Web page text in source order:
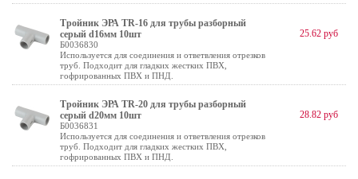
Тройник ЭРА TR-16 для трубы разборный
серый d16мм 10шт
Б0036830
Используется для соединения и ответвления отрезков
труб. Подходит для гладких жестких ПВХ,
гофрированных ПВХ и ПНД.
25.62 руб
Тройник ЭРА TR-20 для трубы разборный
серый d20мм 10шт
Б0036831
Используется для соединения и ответвления отрезков
труб. Подходит для гладких жестких ПВХ,
гофрированных ПВХ и ПНД.
28.82 руб